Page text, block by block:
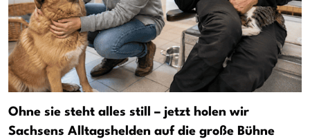
Ohne sie steht alles still – jetzt holen wir
Sachsens Alltagshelden auf die große Bühne